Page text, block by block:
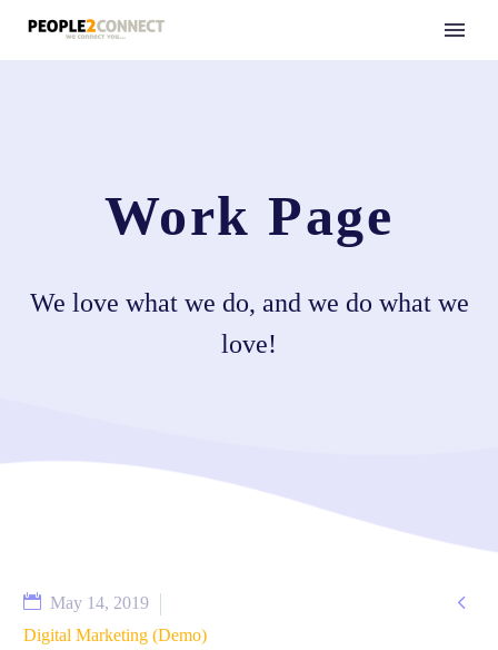
Work Page
We love what we do, and we do what we
love!

May 14, 2019
Digital Marketing (Demo)